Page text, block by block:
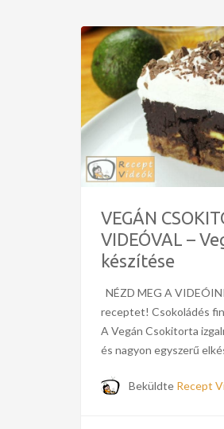
VEGÁN
VIDEÓVAL –
készítése
NÉZD MEG A
receptet! Csokoládés
A Vegán Csokitorta
és nagyon egyszerű
Beküldte Recept